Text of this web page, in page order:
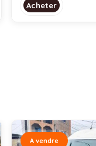
Acheter
A vendre